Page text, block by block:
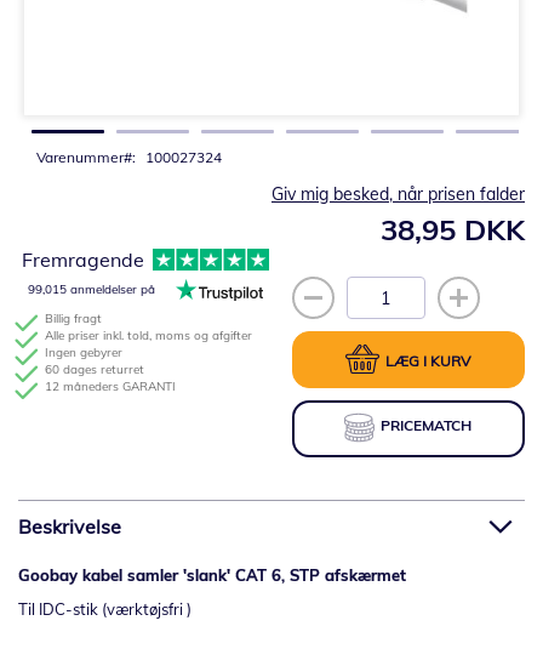
Varenummer 100027324
38,95 DKK
Giv mig besked, når prisen falder
LÆG I KURV
PRICEMATCH
Billig fragt
Alle priser inkl. told, moms og afgifter
Ingen gebyrer
60 dages returret
12 måneders GARANTI
Fremragende
99,015 anmeldelser på
billedgalleriet
Beskrivelse
Goobay kabel samler 'slank' CAT 6, STP afskærmet
Til IDC-stik (værktøjsfri )